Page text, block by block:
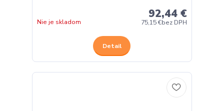
92,44 €
75,15 €bez DPH
Nie je skladom
Detail